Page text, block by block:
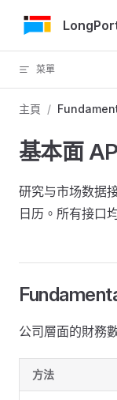
跳轉到內容
菜單
主頁 /
基本面
研究与市场数据
日历。所有接口
公司層面的財務
方法